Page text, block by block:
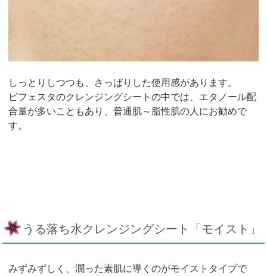
しっとりしつつも、さっぱりした使用感があります。
ビフェスタのクレンジングシートの中では、エタノール配
合量が多いこともあり、普通肌～脂性肌の人にお勧めで
す。
うる落ち水クレンジングシート「モイスト」
みずみずしく、潤った素肌に導くのがモイストタイプで